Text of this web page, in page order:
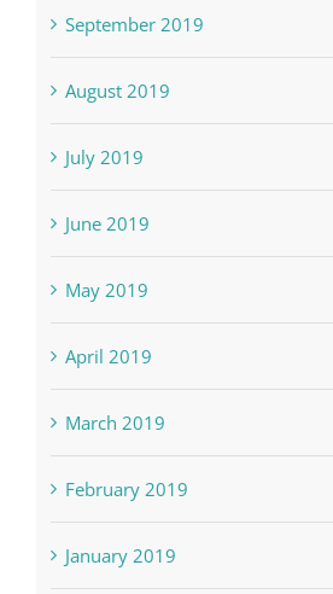
September 2019
August 2019
July 2019
June 2019
May 2019
April 2019
March 2019
February 2019
January 2019